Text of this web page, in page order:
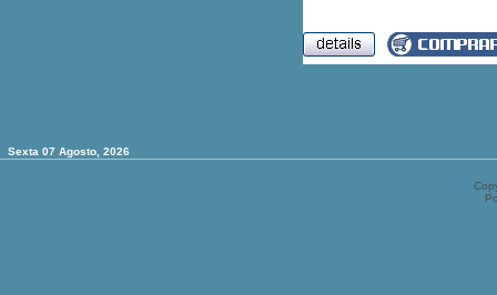
Sexta 07 Agosto, 2026